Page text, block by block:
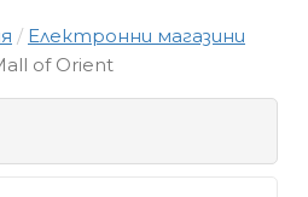
Електронни магазини
of Orient